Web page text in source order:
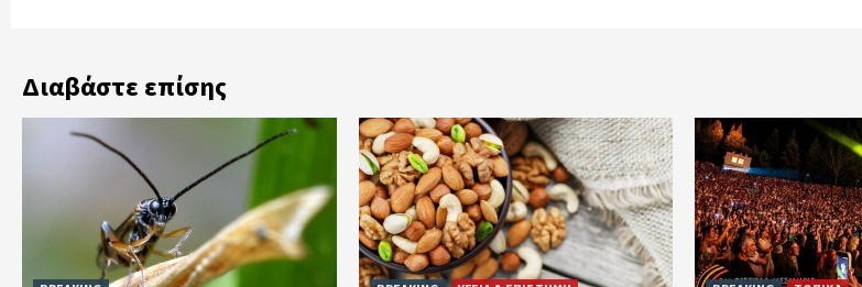
Διαβάστε επίσης